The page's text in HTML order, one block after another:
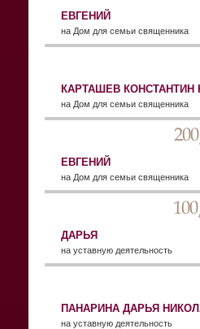
ЕВГЕНИЙ
на Дом для семьи священника
КАРТАШЕВ КОНСТАНТИН
на Дом для семьи священника
ЕВГЕНИЙ
на Дом для семьи священника
ДАРЬЯ
на уставную деятельность
ПАНАРИНА ДАРЬЯ
на уставную деятельность